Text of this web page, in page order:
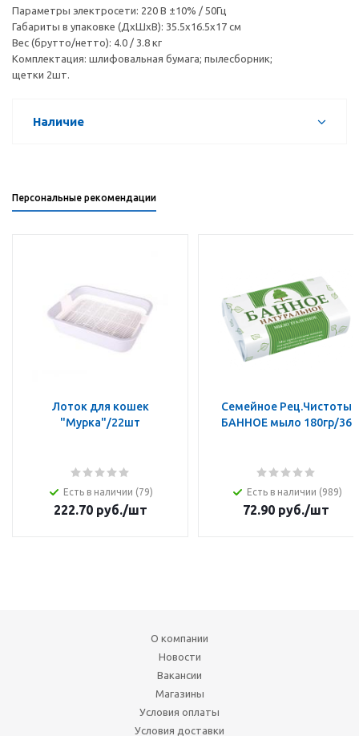
Параметры электросети: 220 В ±10% / 50Гц
Габариты в упаковке (ДхШхВ): 35.5х16.5х17 cм
Вес (брутто/нетто): 4.0 / 3.8 кг
Комплектация: шлифовальная бумага; пылесборник;
щетки 2шт.
Наличие
Персональные рекомендации
Лоток для кошек
"Мурка"/22шт
Есть в наличии (79)
222.70руб./шт
Семейное Рец.Чистоты
БАННОЕ мыло 180гр/36
Есть в наличии (989)
72.90 руб./шт
О компании
Новости
Вакансии
Магазины
Условия оплаты
Условия доставки